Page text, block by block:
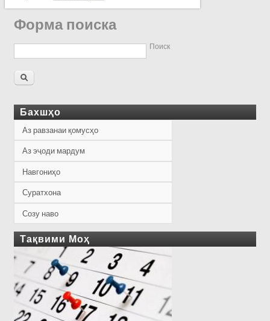
Форма поиска
Поиск
Бахшҳо
Аз равзанаи қомусҳо
Аз эҷоди мардум
Навгониҳо
Суратхона
Созу наво
Тақвими Моҳ